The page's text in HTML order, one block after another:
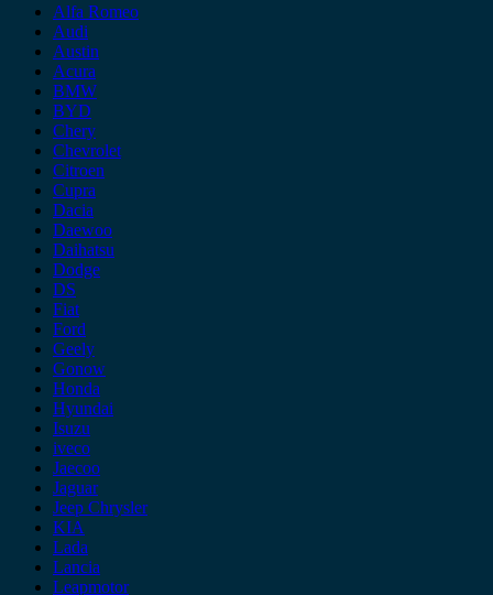
Alfa Romeo
Audi
Austin
Acura
BMW
BYD
Chery
Chevrolet
Citroen
Cupra
Dacia
Daewoo
Daihatsu
Dodge
DS
Fiat
Ford
Geely
Gonow
Honda
Hyundai
Isuzu
iveco
Jaecoo
Jaguar
Jeep Chrysler
KIA
Lada
Lancia
Leapmotor